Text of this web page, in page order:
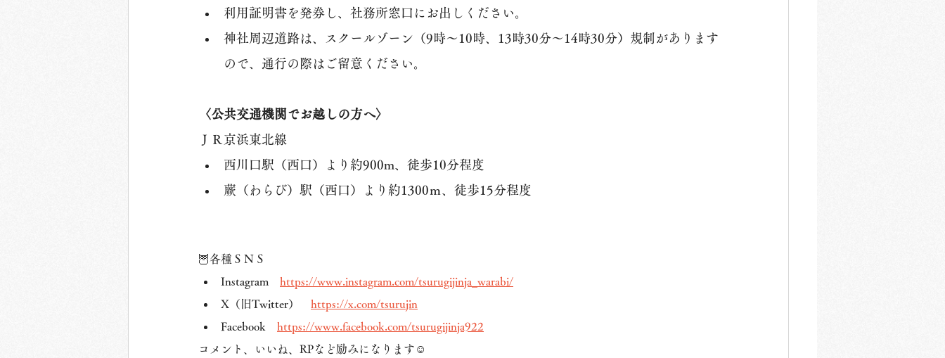
利用証明書を発券し、社務所窓口にお出しください。
神社周辺道路は、スクールゾーン（9時～10時、13時30分～14時30分）規制があります
ので、通行の際はご留意ください。
〈公共交通機関でお越しの方へ〉
ＪＲ京浜東北線
西川口駅（西口）より約900m、徒歩10分程度
蕨（わらび）駅（西口）より約1300ｍ、徒歩15分程度
🦉各種ＳＮＳ
Instagram https://www.instagram.com/tsurugijinja_warabi/
X（旧Twitter） https://x.com/tsurujin
Facebook https://www.facebook.com/tsurugijinja922
コメント、いいね、RPなど励みになります☺